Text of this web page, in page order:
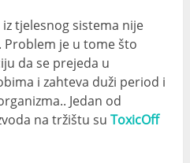
tjelesnog sistema nije
je u tome što
da se prejeda u
i zahteva duži period i
Jedan od
na tržištu suToxicOff